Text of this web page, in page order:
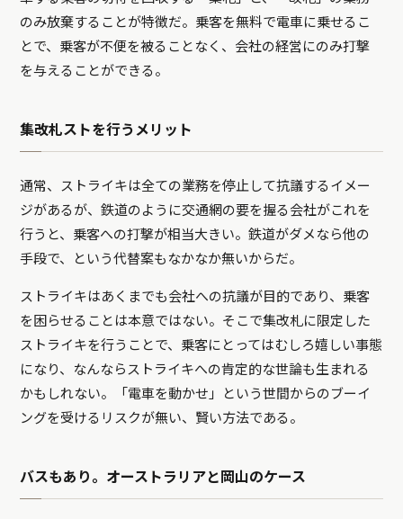
のみ放棄することが特徴だ。乗客を無料で電車に乗せるこ
とで、乗客が不便を被ることなく、会社の経営にのみ打撃
を与えることができる。
集改札ストを行うメリット
通常、ストライキは全ての業務を停止して抗議するイメー
ジがあるが、鉄道のように交通網の要を握る会社がこれを
行うと、乗客への打撃が相当大きい。鉄道がダメなら他の
手段で、という代替案もなかなか無いからだ。
ストライキはあくまでも会社への抗議が目的であり、乗客
を困らせることは本意ではない。そこで集改札に限定した
ストライキを行うことで、乗客にとってはむしろ嬉しい事態
になり、なんならストライキへの肯定的な世論も生まれる
かもしれない。「電車を動かせ」という世間からのブーイ
ングを受けるリスクが無い、賢い方法である。
バスもあり。オーストラリアと岡山のケース